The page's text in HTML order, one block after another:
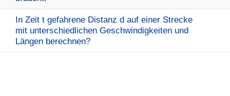
In Zeit t gefahrene Distanz d auf einer Strecke
mit unterschiedlichen Geschwindigkeiten und
Längen berechnen?